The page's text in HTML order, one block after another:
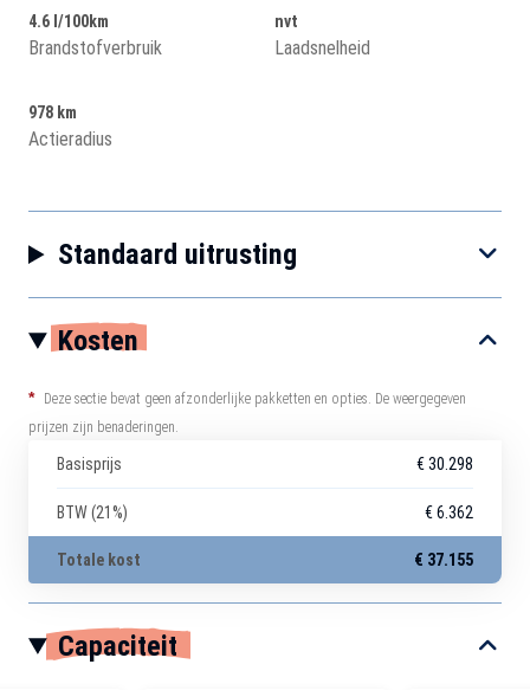
4.6 l/100km
Brandstofverbruik
nvt
Laadsnelheid
978 km
Actieradius
Standaard uitrusting
Kosten
*
Deze sectie bevat geen afzonderlijke pakketten en opties. De weergegeven
prijzen zijn benaderingen.
Basisprijs € 30.298
BTW (21%) € 6.362
Totale kost € 37.155
Capaciteit